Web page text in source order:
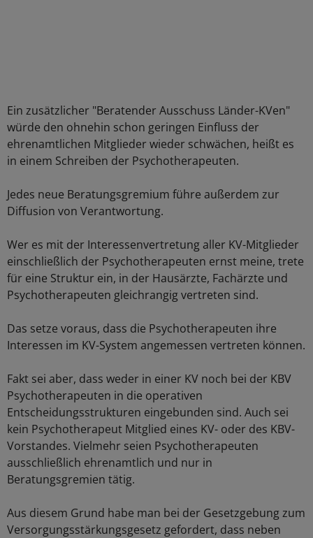
Ein zusätzlicher "Beratender Ausschuss Länder-KVen"
würde den ohnehin schon geringen Einfluss der
ehrenamtlichen Mitglieder wieder schwächen, heißt es
in einem Schreiben der Psychotherapeuten.
Jedes neue Beratungsgremium führe außerdem zur
Diffusion von Verantwortung.
Wer es mit der Interessenvertretung aller KV-Mitglieder
einschließlich der Psychotherapeuten ernst meine, trete
für eine Struktur ein, in der Hausärzte, Fachärzte und
Psychotherapeuten gleichrangig vertreten sind.
Das setze voraus, dass die Psychotherapeuten ihre
Interessen im KV-System angemessen vertreten können.
Fakt sei aber, dass weder in einer KV noch bei der KBV
Psychotherapeuten in die operativen
Entscheidungsstrukturen eingebunden sind. Auch sei
kein Psychotherapeut Mitglied eines KV- oder des KBV-
Vorstandes. Vielmehr seien Psychotherapeuten
ausschließlich ehrenamtlich und nur in
Beratungsgremien tätig.
Aus diesem Grund habe man bei der Gesetzgebung zum
Versorgungsstärkungsgesetz gefordert, dass neben